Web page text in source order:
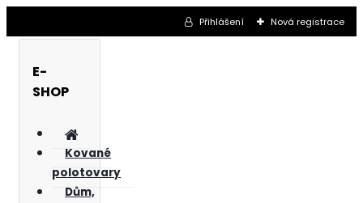
Přihlášení Nová registrace
E-
SHOP
Kované
polotovary
Dům,